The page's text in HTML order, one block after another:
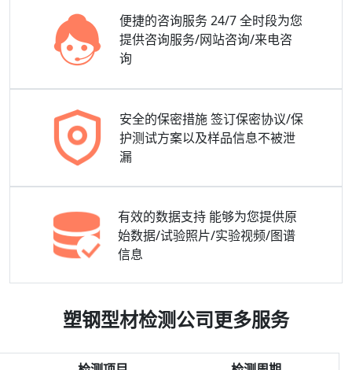
便捷的咨询服务24/7 全时段为您
提供咨询服务/网站咨询/来电咨
询
安全的保密措施 签订保密协议/保
护测试方案以及样品信息不被泄
漏
有效的数据支持 能够为您提供原
始数据/试验照片/实验视频/图谱
信息
塑钢型材检测公司更多服务